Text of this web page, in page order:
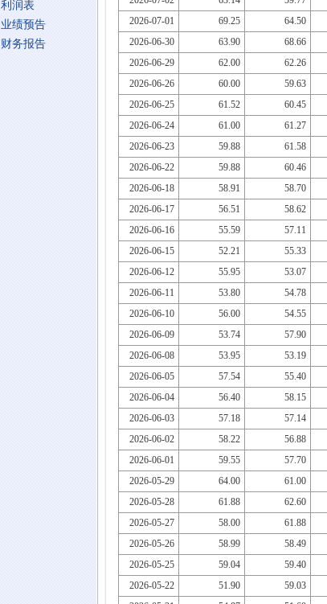
利润表
业绩预告
财务报告
2026-07-01
69.25 64.50
2026-06-30
63.90 68.66
2026-06-29
62.00 62.26
2026-06-26
60.00 59.63
2026-06-25
61.52 60.45
2026-06-24
61.00 61.27
2026-06-23
59.88 61.58
2026-06-22
59.88 60.46
2026-06-18
58.91 58.70
2026-06-17
56.51 58.62
2026-06-16
55.59 57.11
2026-06-15
52.21 55.33
2026-06-12
55.95 53.07
2026-06-11
53.80 54.78
2026-06-10
56.00 54.55
2026-06-09
53.74 57.90
2026-06-08
53.95 53.19
2026-06-05
57.54 55.40
2026-06-04
56.40 58.15
2026-06-03
57.18 57.14
2026-06-02
58.22 56.88
2026-06-01
59.55 57.70
2026-05-29
64.00 61.00
2026-05-28
61.88 62.60
2026-05-27
58.00 61.88
2026-05-26
58.99 58.49
2026-05-25
59.04 59.40
2026-05-22
51.90 59.03